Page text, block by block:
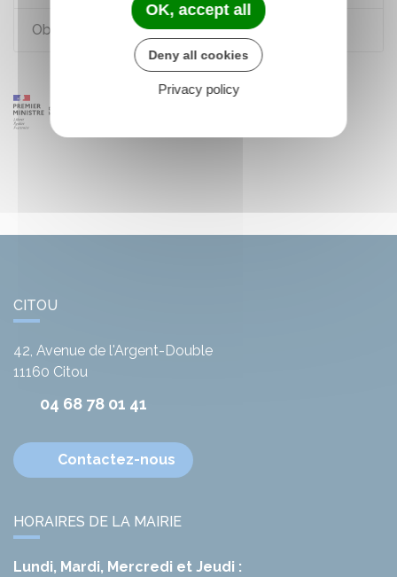
Obligations d'affichage dans l'entreprise
CITOU
42, Avenue de l'Argent-Double
11160 Citou
04 68 78 01 41
Contactez-nous
HORAIRES DE LA MAIRIE
Lundi, Mardi, Mercredi et Jeudi :
OK, accept all
Deny all cookies
Privacy policy